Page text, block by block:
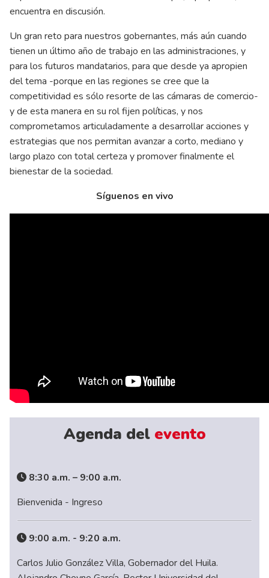
encuentra en discusión.
Un gran reto para nuestros gobernantes, más aún cuando
tienen un último año de trabajo en las administraciones, y
para los futuros mandatarios, para que desde ya apropien
del tema -porque en las regiones se cree que la
competitividad es sólo resorte de las cámaras de comercio-
y de esta manera en su rol fijen políticas, y nos
comprometamos articuladamente a desarrollar acciones y
estrategias que nos permitan avanzar a corto, mediano y
largo plazo con total certeza y promover finalmente el
bienestar de la sociedad.
Síguenos en vivo
Agenda del evento
8:30 a.m. – 9:00 a.m.
Bienvenida - Ingreso
9:00 a.m. - 9:20 a.m.
Carlos Julio González Villa, Gobernador del Huila.